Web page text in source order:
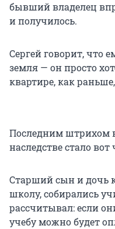
бывший владелец
и получилось.
Сергей говорит, что
земля — он просто
квартире, как
Последним штрихом
наследстве стало вот
Старший сын и дочь
школу, собирались
рассчитывал: если
учебу можно будет